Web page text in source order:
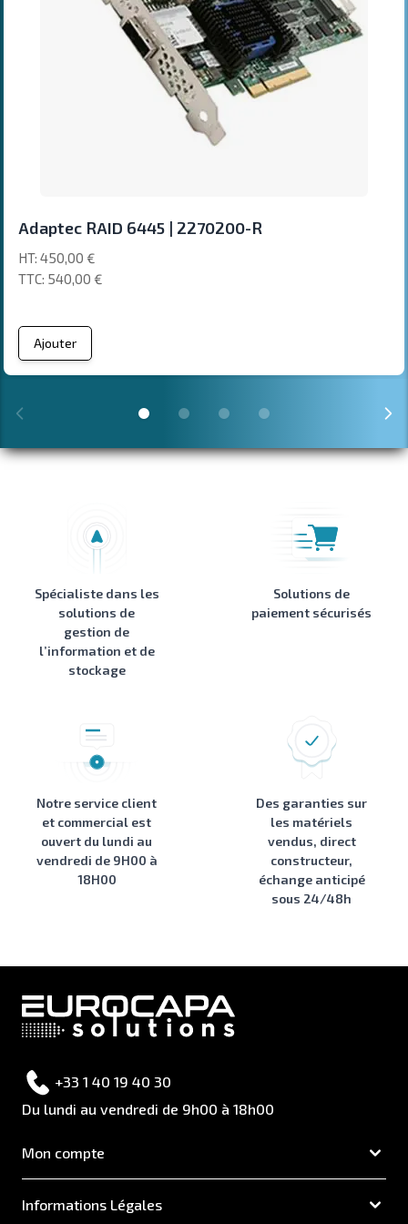
Adaptec RAID 6445 | 2270200-R
540,00 €
450,00 €
Ajouter
Spécialiste dans les
solutions de
gestion de
l’information et de
stockage
Solutions de
paiement sécurisés
Notre service client
et commercial est
ouvert du lundi au
vendredi de 9H00 à
18H00
Des garanties sur
les matériels
vendus, direct
constructeur,
échange anticipé
sous 24/48h
+33 1 40 19 40 30
Du lundi au vendredi de 9h00 à 18h00
Mon compte
Informations Légales